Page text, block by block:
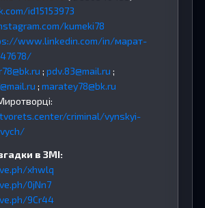
id15153973
kumeki78
www.linkedin.com/in/марат-
; pdv.83@mail.ru ;
; maratey78@bk.ru
criminal/vynskyi-
в ЗМІ:
xhwlq
0jNn7
9Cr44